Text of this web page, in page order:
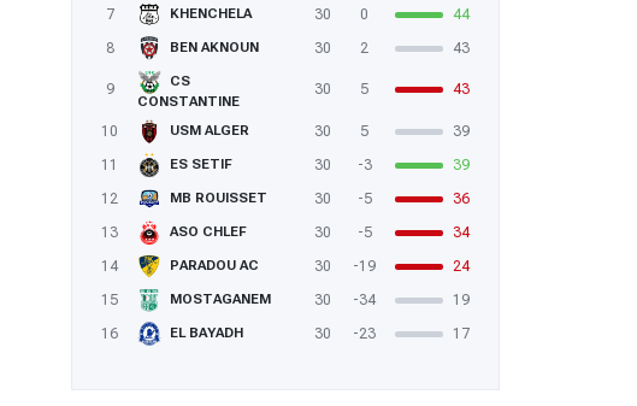
7 KHENCHELA 30 0
44
8
BEN AKNOUN 30 2 43
9
CS
CONSTANTINE
30 5 43
10 USM ALGER 30 5
39
11
ES SETIF 30 -3
39
12
MB ROUISSET 30 -5
36
13
ASO CHLEF 30 -5
34
14
PARADOU AC 30 -19
24
15
MOSTAGANEM 30 -34
19
16
EL BAYADH 30 -23 17